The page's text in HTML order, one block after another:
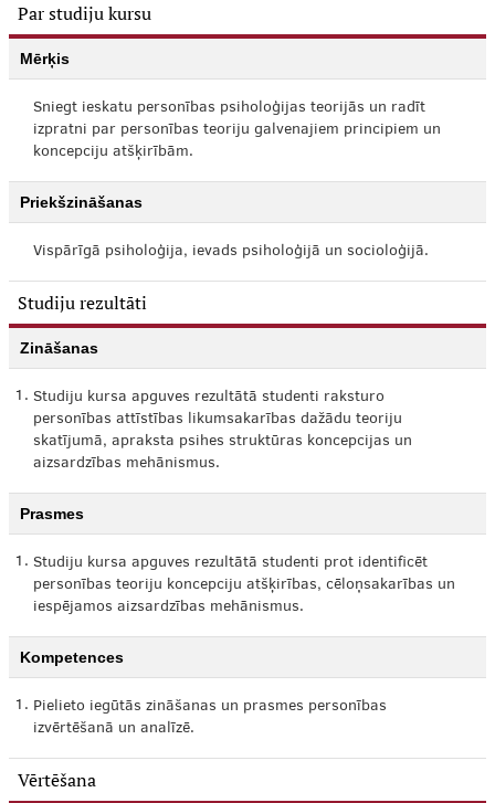
Par studiju kursu
Mērķis
Sniegt ieskatu personības psiholoģijas teorijās un radīt
izpratni par personības teoriju galvenajiem principiem un
koncepciju atšķirībām.
Priekšzināšanas
Vispārīgā psiholoģija, ievads psiholoģijā un socioloģijā.
Studiju rezultāti
Zināšanas
1. Studiju kursa apguves rezultātā studenti raksturo
personības attīstības likumsakarības dažādu teoriju
skatījumā, apraksta psihes struktūras koncepcijas un
aizsardzības mehānismus.
Prasmes
1. Studiju kursa apguves rezultātā studenti prot identificēt
personības teoriju koncepciju atšķirības, cēloņsakarības un
iespējamos aizsardzības mehānismus.
Kompetences
1. Pielieto iegūtās zināšanas un prasmes personības
izvērtēšanā un analīzē.
Vērtēšana